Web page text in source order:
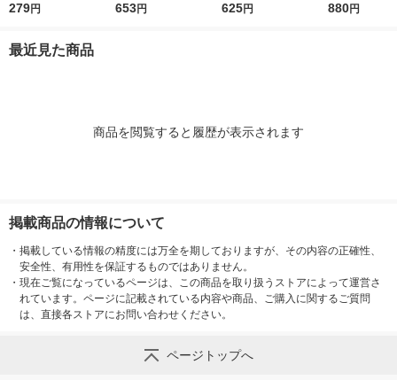
【携帯用】【30枚
去用 大王製紙
279円
健栄製薬
653円 625円
な 本体
880円
最近見た商品
商品を閲覧すると履歴が表示されます
掲載商品の情報について
・ 掲載している情報の精度には万全を期しておりますが、その内容の正確性、
安全性、有用性を保証するものではありません。
・ 現在ご覧になっているページは、この商品を取り扱うストアによって運営さ
れています。ページに記載されている内容や商品、ご購入に関するご質問
は、直接各ストアにお問い合わせください。
ページトップへ